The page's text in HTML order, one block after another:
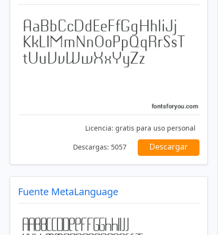
Licencia: gratis para uso personal
Descargas: 5057 Descargar
Fuente MetaLanguage